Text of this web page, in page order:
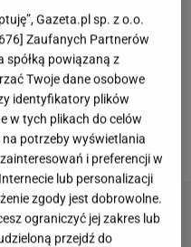
się głównie
kondycję oraz
kanał na
wypróbować
przez 80 dni.
oczekiwania!
Gazeta.pl sp. z o.o.
676] Zaufanych Partnerów
spółką powiązaną z
Twoje dane osobowe
identyfikatory plików
w tych plikach do celów
potrzeby wyświetlania
i preferencji w
lub personalizacji
zgody jest dobrowolne.
ograniczyć jej zakres lub
przejdź do